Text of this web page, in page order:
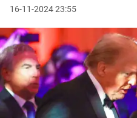
16-11-2024 23:55